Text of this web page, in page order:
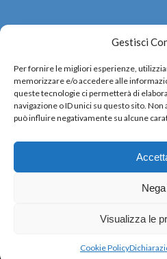
Gestisci
Per fornire le migliori esperienze,
memorizzare e/o accedere alle
queste tecnologie ci permetterà di
navigazione o ID unici su questo sito.
può influire negativamente su alcune
Nega
Visualizza le
Cookie Policy
Siamo sui social: seguici